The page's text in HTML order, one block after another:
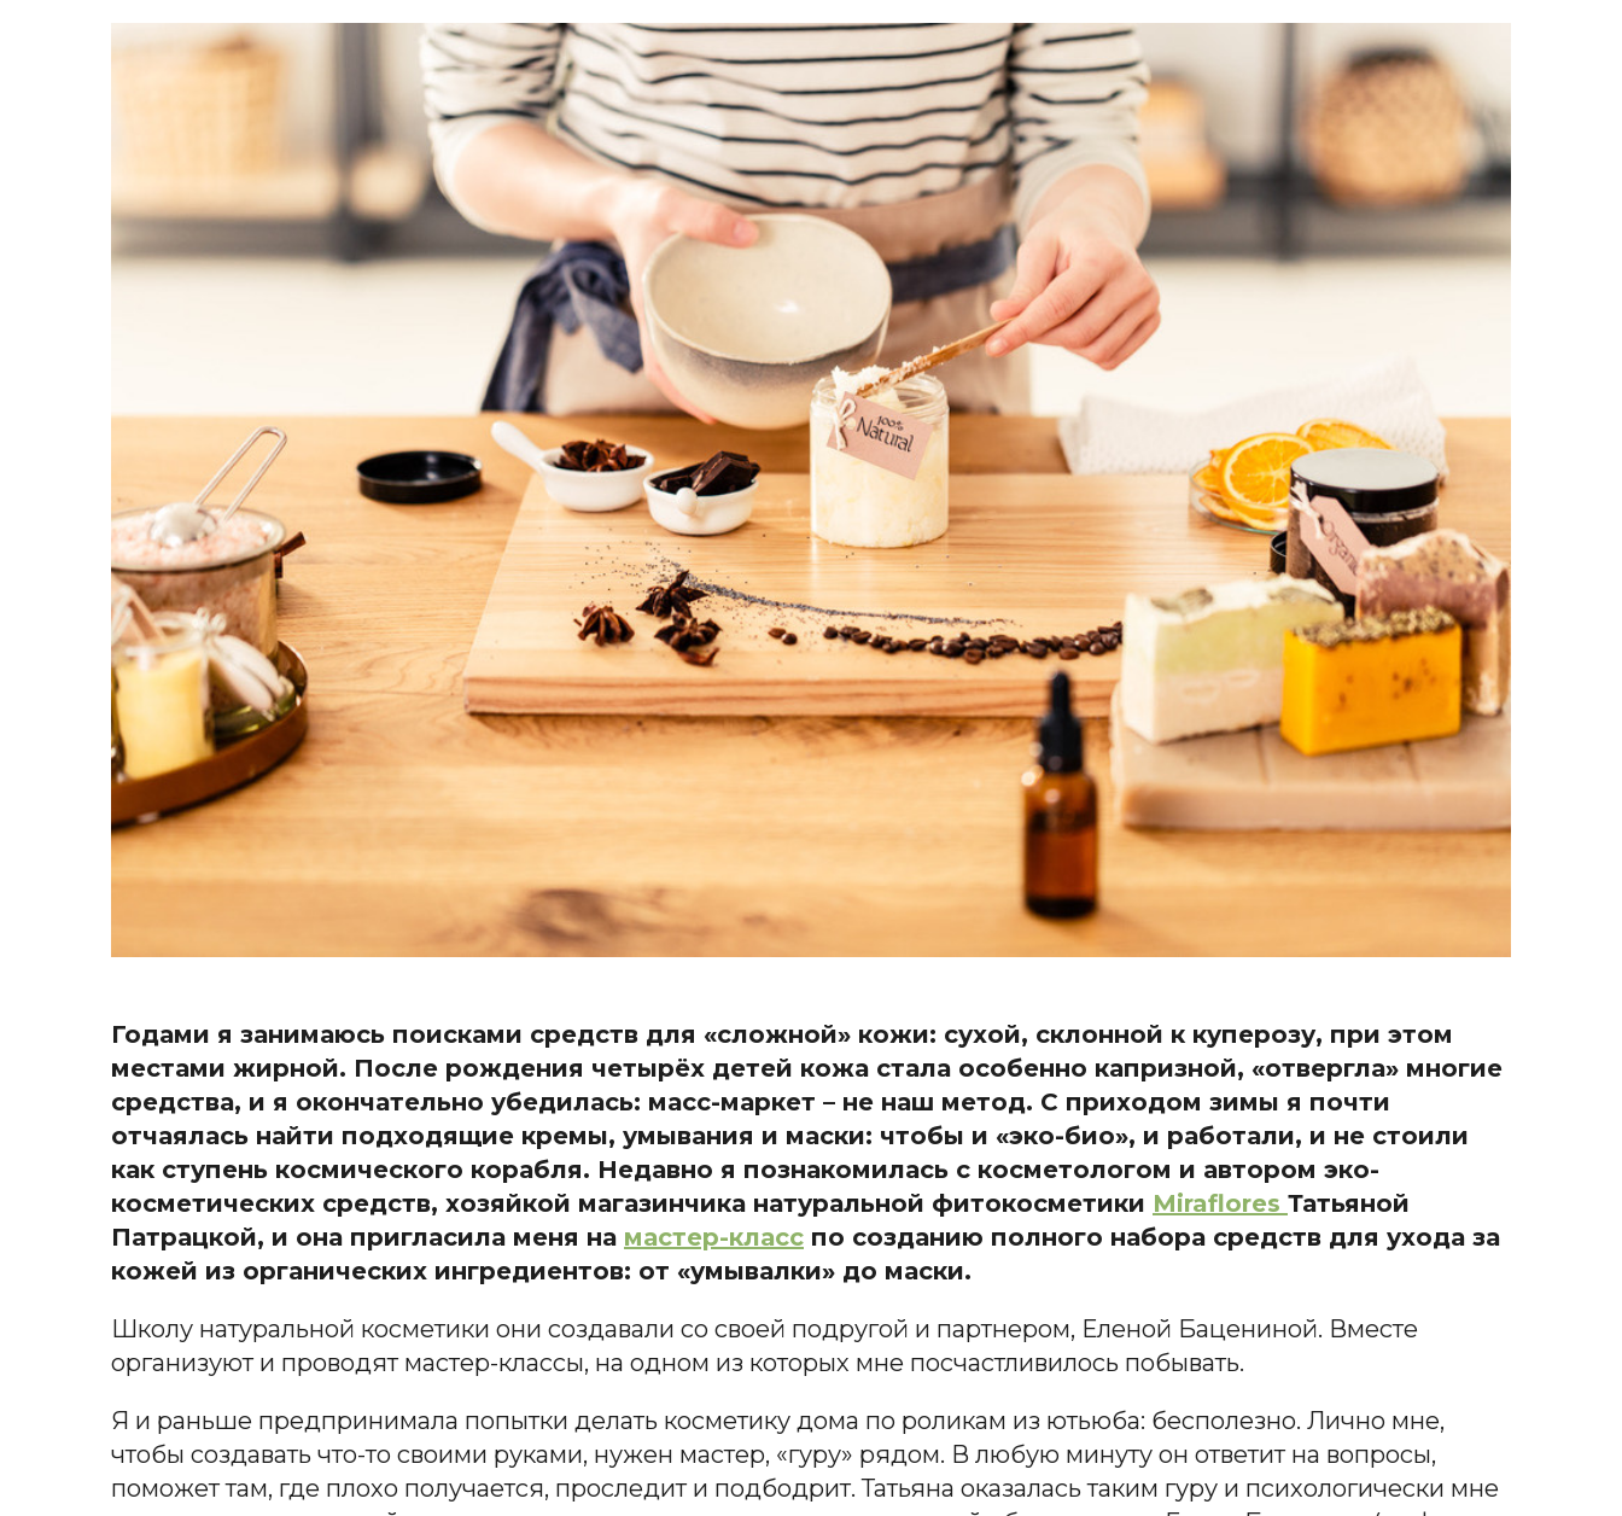
Годами я занимаюсь поисками средств для «сложной» кожи: сухой, склонной к куперозу, при этом
местами жирной. После рождения четырёх детей кожа стала особенно капризной, «отвергла» многие
средства, и я окончательно убедилась: масс-маркет – не наш метод. С приходом зимы я почти
отчаялась найти подходящие кремы, умывания и маски: чтобы и «эко-био», и работали, и не стоили
как ступень космического корабля. Недавно я познакомилась с косметологом и автором эко-
косметических средств, хозяйкой магазинчика натуральной фитокосметики Miraflores Татьяной
Патрацкой, и она пригласила меня на мастер-класс по созданию полного набора средств для ухода за
кожей из органических ингредиентов: от «умывалки» до маски.
Школу натуральной косметики они создавали со своей подругой и партнером, Еленой Бацениной. Вместе
организуют и проводят мастер-классы, на одном из которых мне посчастливилось побывать.
Я и раньше предпринимала попытки делать косметику дома по роликам из ютьюба: бесполезно. Лично мне,
чтобы создавать что-то своими руками, нужен мастер, «гуру» рядом. В любую минуту он ответит на вопросы,
поможет там, где плохо получается, проследит и подбодрит. Татьяна оказалась таким гуру и психологически мне